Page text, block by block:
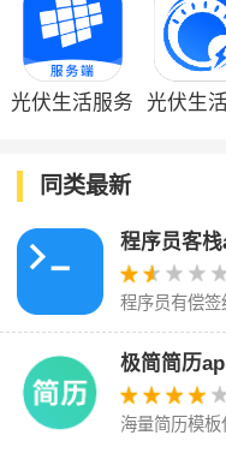
光伏生活服务
光伏生
同类最新
程序员客
程序员有偿签
极简简历
海量简历模板